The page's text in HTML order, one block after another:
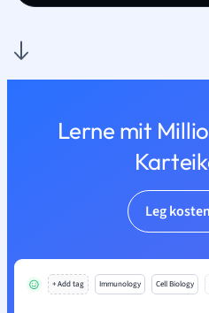
Lerne mit
Leg
+ Add tag Immunology Cell Biology